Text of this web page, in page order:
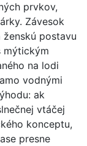
prvkov,
Závesok
postavu
mýtickým
na lodi
vodnými
ak
vtáčej
konceptu,
presne